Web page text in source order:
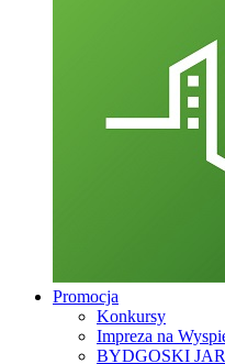
Promocja
Konkursy
Impreza na
BYDGOSKI